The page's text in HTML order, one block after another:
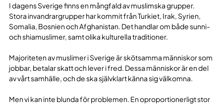
I dagens Sverige finns en mångfald av muslimska grupper.
Stora invandrargrupper har kommit från Turkiet, Irak, Syrien,
Somalia, Bosnien och Afghanistan. Det handlar om både sunni-
och shiamuslimer, samt olika kulturella traditioner.
Majoriteten av muslimer i Sverige är skötsamma människor som
jobbar, betalar skatt och lever i fred. Dessa människor är en del
av vårt samhälle, och de ska självklart känna sig välkomna.
Men vi kan inte blunda för problemen. En oproportionerligt stor